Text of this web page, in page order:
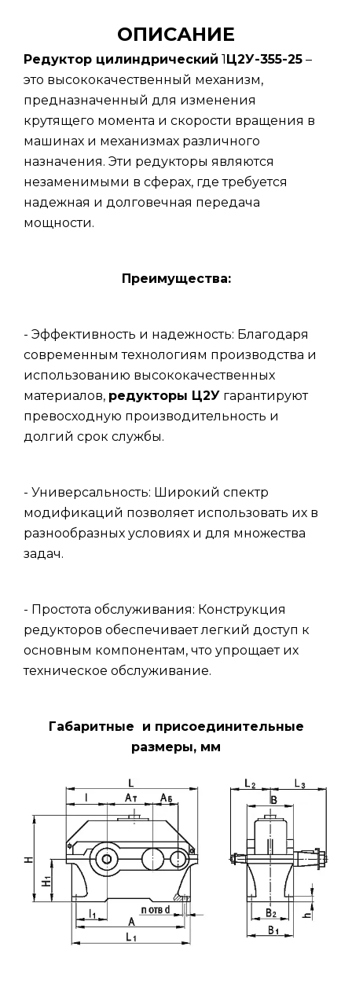
ОПИСАНИЕ
Редуктор цилиндрический 1Ц2У-355-25 –
это высококачественный механизм,
предназначенный для изменения
крутящего момента и скорости вращения в
машинах и механизмах различного
назначения. Эти редукторы являются
незаменимыми в сферах, где требуется
надежная и долговечная передача
мощности.
Преимущества:
- Эффективность и надежность: Благодаря
современным технологиям производства и
использованию высококачественных
материалов, редукторы Ц2У гарантируют
превосходную производительность и
долгий срок службы.
- Универсальность: Широкий спектр
модификаций позволяет использовать их в
разнообразных условиях и для множества
задач.
- Простота обслуживания: Конструкция
редукторов обеспечивает легкий доступ к
основным компонентам, что упрощает их
техническое обслуживание.
Габаритные и присоединительные
размеры, мм